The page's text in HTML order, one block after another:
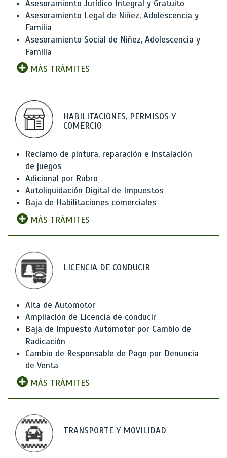
Asesoramiento Jurídico Integral y Gratuito
Asesoramiento Legal de Niñez, Adolescencia y
Familia
Asesoramiento Social de Niñez, Adolescencia y
Familia
MÁS TRÁMITES
HABILITACIONES, PERMISOS Y
COMERCIO
Reclamo de pintura, reparación e instalación
de juegos
Adicional por Rubro
Autoliquidación Digital de Impuestos
Baja de Habilitaciones comerciales
MÁS TRÁMITES
LICENCIA DE CONDUCIR
Alta de Automotor
Ampliación de Licencia de conducir
Baja de Impuesto Automotor por Cambio de
Radicación
Cambio de Responsable de Pago por Denuncia
de Venta
MÁS TRÁMITES
TRANSPORTE Y MOVILIDAD